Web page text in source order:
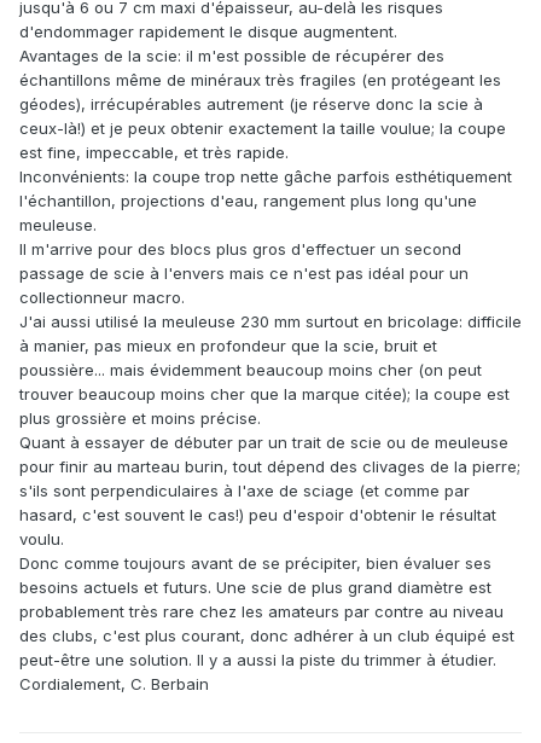
jusqu'à 6 ou 7 cm maxi d'épaisseur, au-delà les risques
d'endommager rapidement le disque augmentent.
Avantages de la scie: il m'est possible de récupérer des
échantillons même de minéraux très fragiles (en protégeant les
géodes), irrécupérables autrement (je réserve donc la scie à
ceux-là!) et je peux obtenir exactement la taille voulue; la coupe
est fine, impeccable, et très rapide.
Inconvénients: la coupe trop nette gâche parfois esthétiquement
l'échantillon, projections d'eau, rangement plus long qu'une
meuleuse.
Il m'arrive pour des blocs plus gros d'effectuer un second
passage de scie à l'envers mais ce n'est pas idéal pour un
collectionneur macro.
J'ai aussi utilisé la meuleuse 230 mm surtout en bricolage: difficile
à manier, pas mieux en profondeur que la scie, bruit et
poussière... mais évidemment beaucoup moins cher (on peut
trouver beaucoup moins cher que la marque citée); la coupe est
plus grossière et moins précise.
Quant à essayer de débuter par un trait de scie ou de meuleuse
pour finir au marteau burin, tout dépend des clivages de la pierre;
s'ils sont perpendiculaires à l'axe de sciage (et comme par
hasard, c'est souvent le cas!) peu d'espoir d'obtenir le résultat
voulu.
Donc comme toujours avant de se précipiter, bien évaluer ses
besoins actuels et futurs. Une scie de plus grand diamètre est
probablement très rare chez les amateurs par contre au niveau
des clubs, c'est plus courant, donc adhérer à un club équipé est
peut-être une solution. Il y a aussi la piste du trimmer à étudier.
Cordialement, C. Berbain